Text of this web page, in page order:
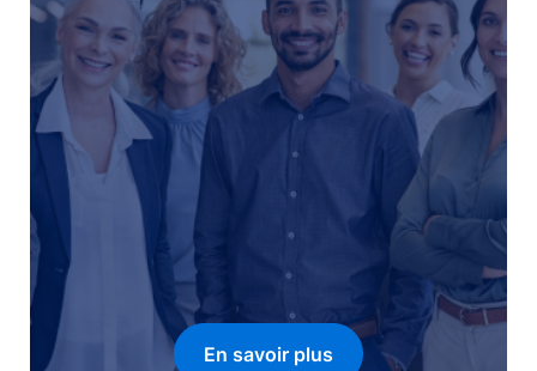
En savoir plus